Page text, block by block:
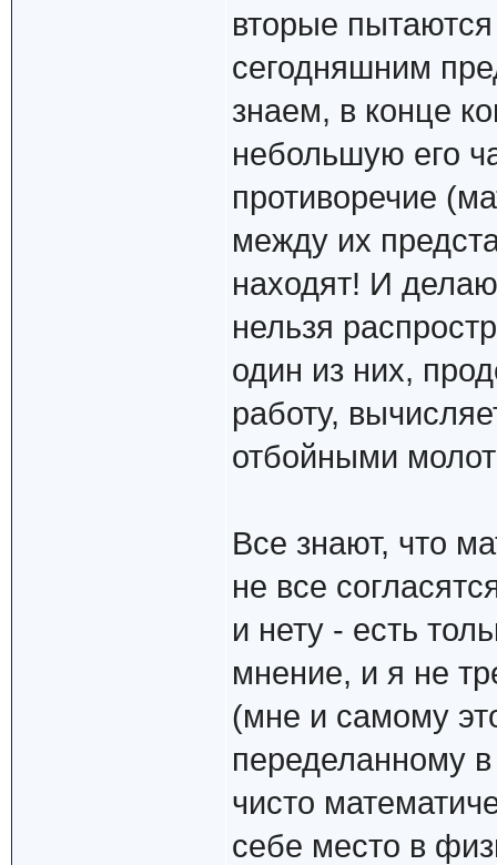
вторые
сегодняшним
знаем, в конце
небольшую его
противоречие
между их
находят! И
нельзя
один из них,
работу,
отбойными
Все знают, что
не все
и нету - есть
мнение, и я не
(мне и самому
переделанному
чисто
себе место в